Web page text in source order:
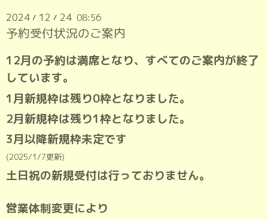
2024 / 12 / 24 08:56
予約受付状況のご案内
12月の予約は満席となり、すべてのご案内が終了
しています。
1月新規枠は残り0枠となりました。
2月新規枠は残り1枠となりました。
3月以降新規枠未定です
(2025/1/7更新)
土日祝の新規受付は行っておりません。
営業体制変更により